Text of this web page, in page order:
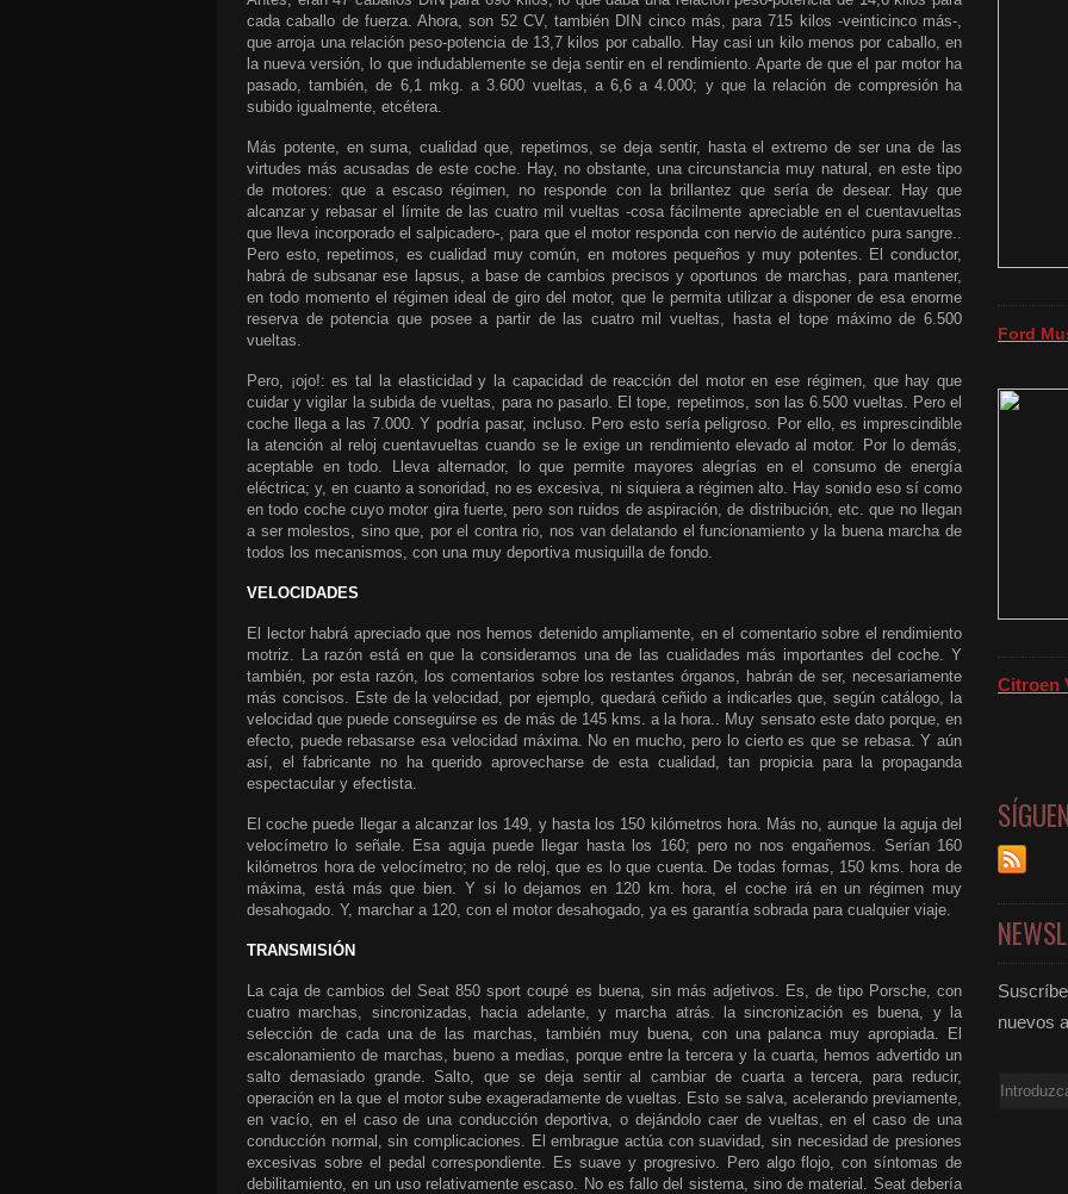
cada caballo de fuerza. Ahora, son 52 CV, también DIN cinco más, para 715 kilos -veinticinco más-,
que arroja una relación peso-potencia de 13,7 kilos por caballo. Hay casi un kilo menos por caballo, en
la nueva versión, lo que indudablemente se deja sentir en el rendimiento. Aparte de que el par motor ha
pasado, también, de 6,1 mkg. a 3.600 vueltas, a 6,6 a 4.000; y que la relación de compresión ha
subido igualmente, etcétera.
Más potente, en suma, cualidad que, repetimos, se deja sentir, hasta el extremo de ser una de las
virtudes más acusadas de este coche. Hay, no obstante, una circunstancia muy natural, en este tipo
de motores: que a escaso régimen, no responde con la brillantez que sería de desear. Hay que
alcanzar y rebasar el límite de las cuatro mil vueltas -cosa fácilmente apreciable en el cuentavueltas
que lleva incorporado el salpicadero-, para que el motor responda con nervio de auténtico pura sangre..
Pero esto, repetimos, es cualidad muy común, en motores pequeños y muy potentes. El conductor,
habrá de subsanar ese lapsus, a base de cambios precisos y oportunos de marchas, para mantener,
en todo momento el régimen ideal de giro del motor, que le permita utilizar a disponer de esa enorme
reserva de potencia que posee a partir de las cuatro mil vueltas, hasta el tope máximo de 6.500
vueltas.
Pero, ¡ojo!: es tal la elasticidad y la capacidad de reacción del motor en ese régimen, que hay que
cuidar y vigilar la subida de vueltas, para no pasarlo. El tope, repetimos, son las 6.500 vueltas. Pero el
coche llega a las 7.000. Y podría pasar, incluso. Pero esto sería peligroso. Por ello, es imprescindible
la atención al reloj cuentavueltas cuando se le exige un rendimiento elevado al motor. Por lo demás,
aceptable en todo. Lleva alternador, lo que permite mayores alegrías en el consumo de energía
eléctrica; y, en cuanto a sonoridad, no es excesiva, ni siquiera a régimen alto. Hay sonido eso sí como
en todo coche cuyo motor gira fuerte, pero son ruidos de aspiración, de distribución, etc. que no llegan
a ser molestos, sino que, por el contra rio, nos van delatando el funcionamiento y la buena marcha de
todos los mecanismos, con una muy deportiva musiquilla de fondo.
VELOCIDADES
El lector habrá apreciado que nos hemos detenido ampliamente, en el comentario sobre el rendimiento
motriz. La razón está en que la consideramos una de las cualidades más importantes del coche. Y
también, por esta razón, los comentarios sobre los restantes órganos, habrán de ser, necesariamente
más concisos. Este de la velocidad, por ejemplo, quedará ceñido a indicarles que, según catálogo, la
velocidad que puede conseguirse es de más de 145 kms. a la hora.. Muy sensato este dato porque, en
efecto, puede rebasarse esa velocidad máxima. No en mucho, pero lo cierto es que se rebasa. Y aún
así, el fabricante no ha querido aprovecharse de esta cualidad, tan propicia para la propaganda
espectacular y efectista.
El coche puede llegar a alcanzar los 149, y hasta los 150 kilómetros hora. Más no, aunque la aguja del
velocímetro lo señale. Esa aguja puede llegar hasta los 160; pero no nos engañemos. Serían 160
kilómetros hora de velocímetro; no de reloj, que es lo que cuenta. De todas formas, 150 kms. hora de
máxima, está más que bien. Y si lo dejamos en 120 km. hora, el coche irá en un régimen muy
desahogado. Y, marchar a 120, con el motor desahogado, ya es garantía sobrada para cualquier viaje.
TRANSMISIÓN
La caja de cambios delSeat 850 sport coupé es buena, sin más adjetivos. Es, de tipo Porsche, con
cuatro marchas, sincronizadas, hacia adelante, y marcha atrás. la sincronización es buena, y la
selección de cada una de las marchas, también muy buena, con una palanca muy apropiada. El
escalonamiento de marchas, bueno a medias, porque entre la tercera y la cuarta, hemos advertido un
salto demasiado grande. Salto, que se deja sentir al cambiar de cuarta a tercera, para reducir,
operación en la que el motor sube exageradamente de vueltas. Esto se salva, acelerando previamente,
en vacío, en el caso de una conducción deportiva, o dejándolo caer de vueltas, en el caso de una
conducción normal, sin complicaciones. El embrague actúa con suavidad, sin necesidad de presiones
excesivas sobre el pedal correspondiente. Es suave y progresivo. Pero algo flojo, con síntomas de
debilitamiento, en un uso relativamente escaso. No es fallo del sistema, sino de material. Seat debería
Ford
Citroen
nuevos
Email